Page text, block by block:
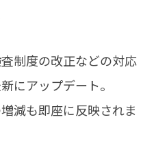
制度の改正などの対応
にアップデート。
減も即座に反映されま